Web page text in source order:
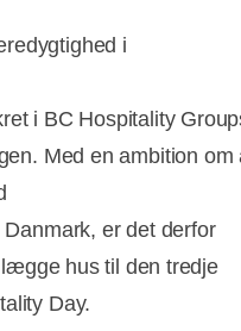
i
i BC Hospitality
Med en ambition om
er det derfor
hus til den tredje
Day.